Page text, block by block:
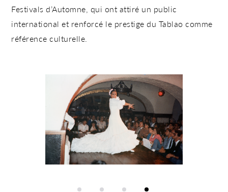
Festivals d’Automne, qui ont attiré un public
international et renforcé le prestige du Tablao comme
référence culturelle.